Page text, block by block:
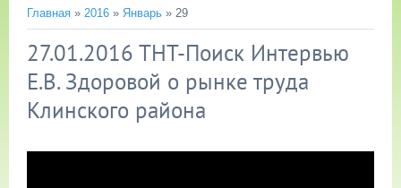
Главная » 2016 » Январь » 29
27.01.2016 ТНТ-Поиск Интервью
Е.В. Здоровой о рынке труда
Клинского района